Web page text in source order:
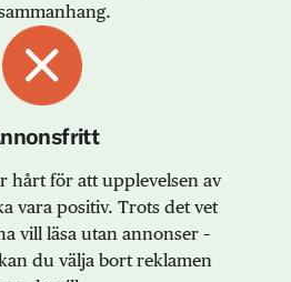
hårt för att upplevelsen av
vara positiv. Trots det vet
vill läsa utan annonser –
du välja bort reklamen